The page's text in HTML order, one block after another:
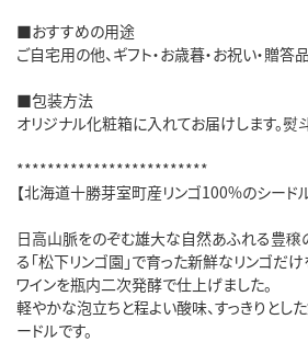
■おすすめの用途
ご自宅用の他、ギフト・お歳暮・お祝い・贈答
■包装方法
オリジナル化粧箱に入れてお届けします。熨
*************************
【北海道十勝芽室町産リンゴ100%のシー
日高山脈をのぞむ雄大な自然あふれる豊
る「松下リンゴ園」で育った新鮮なリンゴだ
ワインを瓶内二次発酵で仕上げました。
軽やかな泡立ちと程よい酸味、すっきりとし
ードルです。